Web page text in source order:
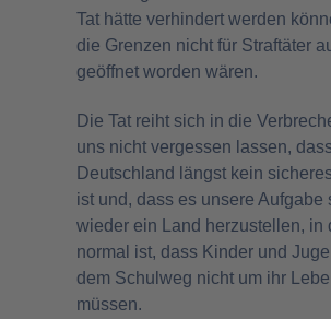
Tat hätte verhindert werden
die Grenzen nicht für Straftäter
geöffnet worden wären.
Die Tat reiht sich in die
uns nicht vergessen lassen,
Deutschland längst kein
ist und, dass es unsere Aufgabe
wieder ein Land herzustellen, in
normal ist, dass Kinder und
dem Schulweg nicht um ihr
müssen.